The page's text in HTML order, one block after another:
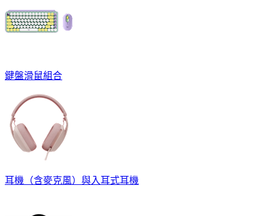
鍵盤滑鼠組合
耳機（含麥克風）與入耳式耳機